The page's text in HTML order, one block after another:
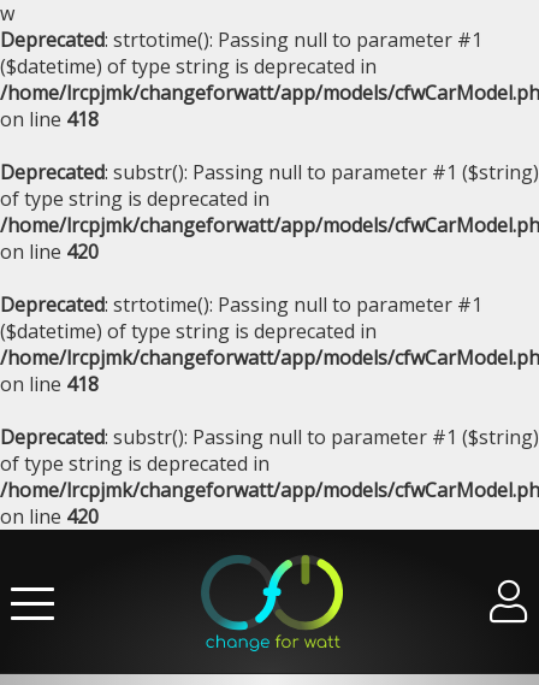
w
Deprecated: strtotime(): Passing null to parameter #1
($datetime) of type string is deprecated in
/home/lrcpjmk/changeforwatt/app/models/
on line 418
Deprecated: substr(): Passing null to parameter #1 ($string)
of type string is deprecated in
/home/lrcpjmk/changeforwatt/app/models/
on line 420
Deprecated: strtotime(): Passing null to parameter #1
($datetime) of type string is deprecated in
/home/lrcpjmk/changeforwatt/app/models/
on line 418
Deprecated: substr(): Passing null to parameter #1 ($string)
of type string is deprecated in
/home/lrcpjmk/changeforwatt/app/models/
on line 420